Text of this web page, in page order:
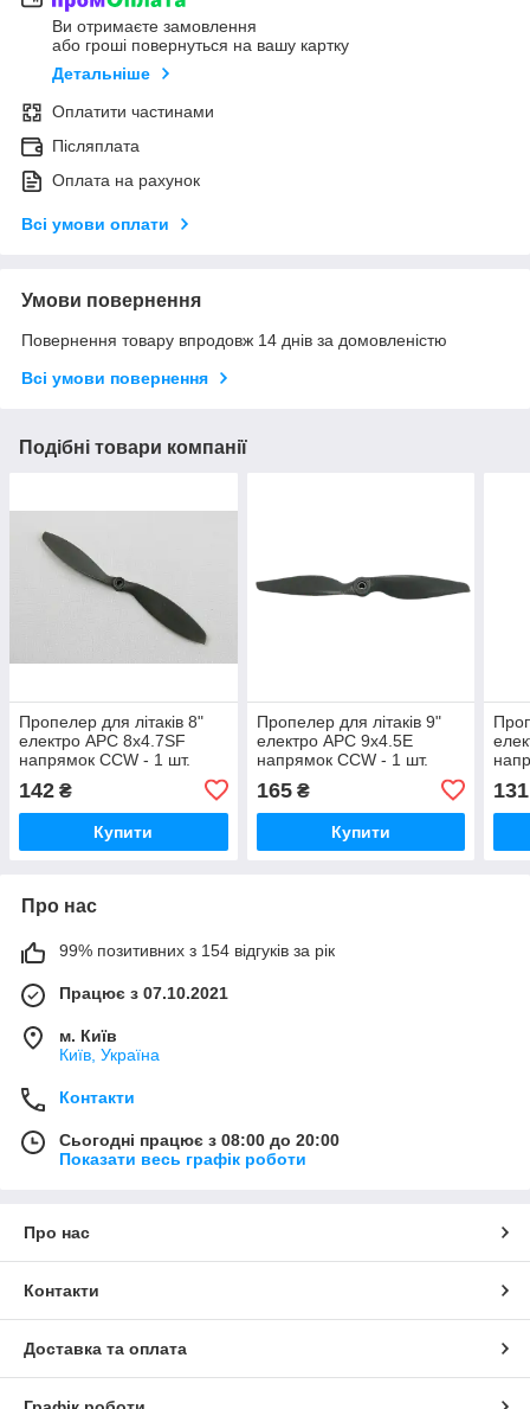
Ви отримаєте замовлення
або гроші повернуться на вашу картку
Детальніше
Оплатити частинами
Післяплата
Оплата на рахунок
Всі умови оплати
Умови повернення
Повернення товару впродовж 14 днів за домовленістю
Всі умови повернення
Подібні товари компанії
Пропелер для літаків 8"
електро APC 8x4.7SF
напрямок CCW - 1 шт.
142 ₴
Купити
Пропелер для літаків 9"
електро APC 9x4.5E
напрямок CCW - 1 шт.
165₴
Купити
131
Про нас
99% позитивних з 154 відгуків за рік
Працює з 07.10.2021
м. Київ
Київ, Україна
Контакти
Сьогодні працює з 08:00 до 20:00
Показати весь графік роботи
Про нас
Контакти
Доставка та оплата